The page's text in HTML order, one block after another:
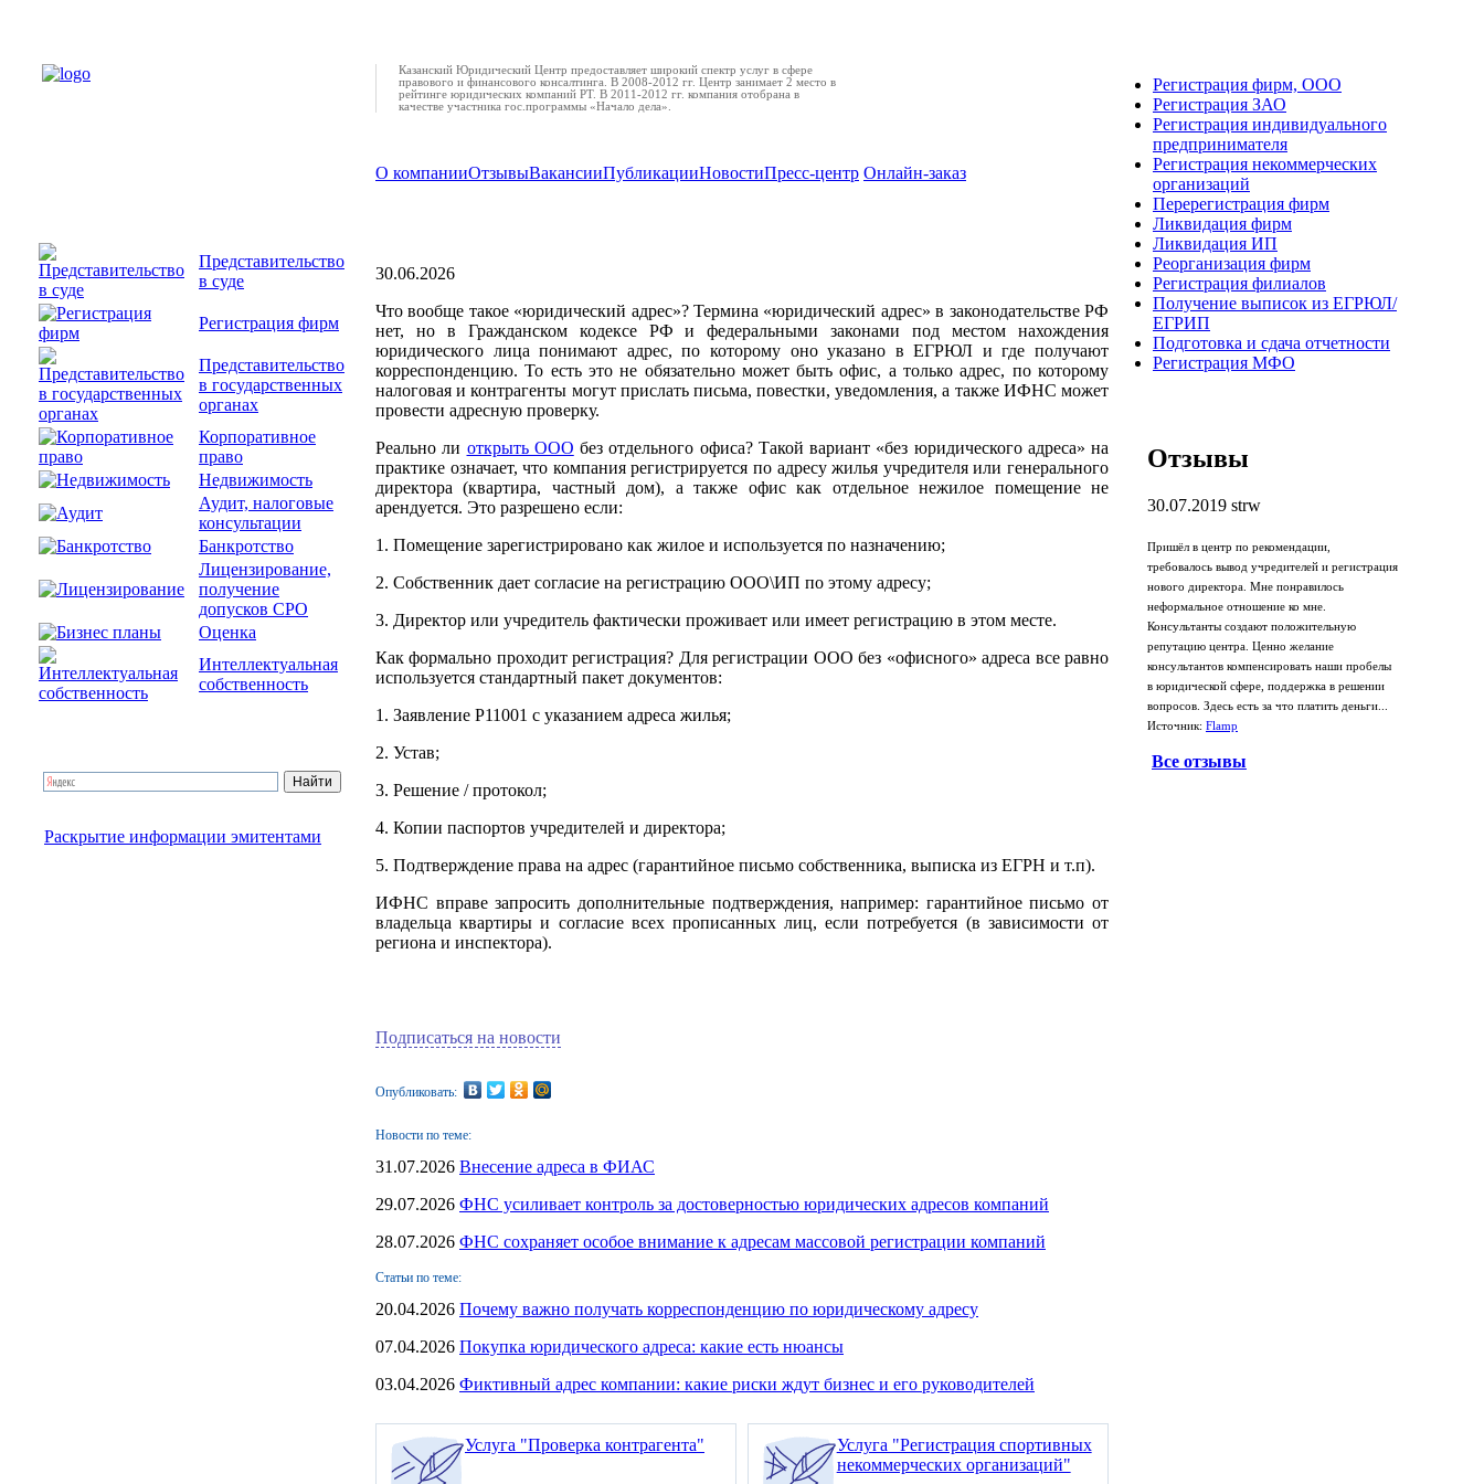
Представительство
в суде
Регистрация фирм
Представительство
в государственных
органах
Корпоративное
право
Недвижимость
Аудит, налоговые
консультации
Банкротство
Лицензирование,
получение
допусков СРО
Оценка
Интеллектуальная
собственность
Раскрытие информации эмитентами
Казанский Юридический Центр предоставляет широкий спектр услуг в сфере
правового и финансового консалтинга. В 2008-2012 гг. Центр занимает 2 место в
рейтинге юридических компаний РТ. В 2011-2012 гг. компания отобрана в
качестве участника гос.программы «Начало дела».
О компанииОтзывыВакансииПубликацииНовостиПресс-центр Онлайн-заказ
30.06.2026
Что вообще такое «юридический адрес»? Термина «юридический адрес» в законодательстве РФ
нет, но в Гражданском кодексе РФ и федеральными законами под местом нахождения
юридического лица понимают адрес, по которому оно указано в ЕГРЮЛ и где получают
корреспонденцию. То есть это не обязательно может быть офис, а только адрес, по которому
налоговая и контрагенты могут прислать письма, повестки, уведомления, а также ИФНС может
провести адресную проверку.
Реально ли открыть ООО без отдельного офиса? Такой вариант «без юридического адреса» на
практике означает, что компания регистрируется по адресу жилья учредителя или генерального
директора (квартира, частный дом), а также офис как отдельное нежилое помещение не
арендуется. Это разрешено если:
1. Помещение зарегистрировано как жилое и используется по назначению;
2. Собственник дает согласие на регистрацию ООО\ИП по этому адресу;
3. Директор или учредитель фактически проживает или имеет регистрацию в этом месте.
Как формально проходит регистрация? Для регистрации ООО без «офисного» адреса все равно
используется стандартный пакет документов:
1. Заявление Р11001 с указанием адреса жилья;
2. Устав;
3. Решение / протокол;
4. Копии паспортов учредителей и директора;
5. Подтверждение права на адрес (гарантийное письмо собственника, выписка из ЕГРН и т.п).
ИФНС вправе запросить дополнительные подтверждения, например: гарантийное письмо от
владельца квартиры и согласие всех прописанных лиц, если потребуется (в зависимости от
региона и инспектора).
Подписаться на новости
Опубликовать:
Новости по теме:
31.07.2026 Внесение адреса в ФИАС
29.07.2026 ФНС усиливает контроль за достоверностью юридических адресов компаний
28.07.2026 ФНС сохраняет особое внимание к адресам массовой регистрации компаний
Статьи по теме:
20.04.2026 Почему важно получать корреспонденцию по юридическому адресу
07.04.2026 Покупка юридического адреса: какие есть нюансы
03.04.2026 Фиктивный адрес компании: какие риски ждут бизнес и его руководителей
Услуга "Проверка контрагента"
Услуга "Регистрация спортивных
некоммерческих организаций"
Регистрация фирм, ООО
Регистрация ЗАО
Регистрация индивидуального
предпринимателя
Регистрация некоммерческих
организаций
Перерегистрация фирм
Ликвидация фирм
Ликвидация ИП
Реорганизация фирм
Регистрация филиалов
Получение выписок из ЕГРЮЛ/
ЕГРИП
Подготовка и сдача отчетности
Регистрация МФО
Отзывы
30.07.2019 strw
Пришёл в центр по рекомендации,
требовалось вывод учредителей и регистрация
нового директора. Мне понравилось
неформальное отношение ко мне.
Консультанты создают положительную
репутацию центра. Ценно желание
консультантов компенсировать наши пробелы
в юридической сфере, поддержка в решении
вопросов. Здесь есть за что платить деньги...
Источник: Flamp
Все отзывы